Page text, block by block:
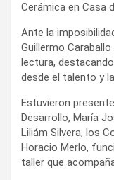
Cerámica en Casa
Ante la
Guillermo
lectura,
desde el talento y
Estuvieron
Desarrollo, María
Liliám Silvera, los
Horacio Merlo,
taller que